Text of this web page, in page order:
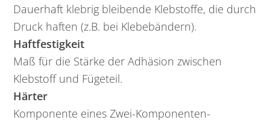
Dauerhaft klebrig bleibende Klebstoffe, die durch
Druck haften (z.B. bei Klebebändern).
Haftfestigkeit
Maß für die Stärke der Adhäsion zwischen
Klebstoff und Fügeteil.
Härter
Komponente eines Zwei-Komponenten-